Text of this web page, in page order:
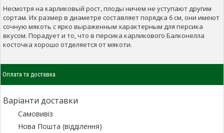
Несмотря на карликовый рост, плоды ничем не уступают другим
сортам. Их размер в диаметре составляет порядка 6 см, они имеют
сочную мякоть с ярко выраженным характерным для персика
вкусом. Порадует и то, что в персика карликового Балконелла
косточка хорошо отделяется от мякоти.
Оплата та доставка
Варіанти доставки
Самовивіз
Нова Пошта (відділення)